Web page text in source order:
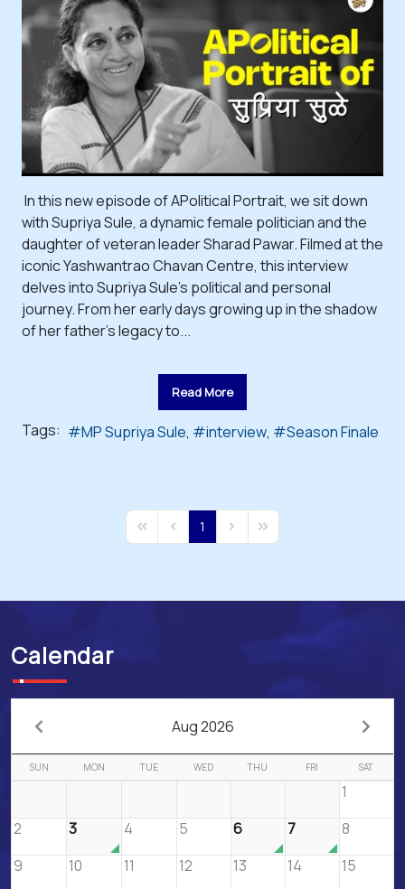
In this new episode of APolitical Portrait, we sit down
with Supriya Sule, a dynamic female politician and the
daughter of veteran leader Sharad Pawar. Filmed at the
iconic Yashwantrao Chavan Centre, this interview
delves into Supriya Sule's political and personal
journey. From her early days growing up in the shadow
of her father's legacy to...
Read More
Tags: MP Supriya Sule interview Season Finale
First PagePrevious Page
1 Next PageLast Page
Calendar
Aug 2026
SUN MON TUE WED THU FRI SAT
1
2
3 4 5 6 7
8
9
10 11 12 13 14
15